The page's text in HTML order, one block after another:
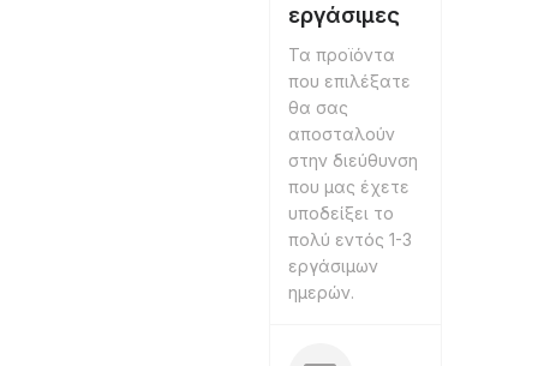
εργάσιμες
Τα προϊόντα
που επιλέξατε
θα σας
αποσταλούν
στην διεύθυνση
που μας έχετε
υποδείξει το
πολύ εντός 1-3
εργάσιμων
ημερών.